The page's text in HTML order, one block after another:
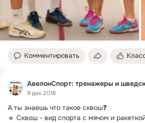
Комментировать
АвелонСпорт: тренажеры и
9 дек 2018
А ты знаешь что такое сквош❓
🔹 Сквош - вид спорта с мячом и